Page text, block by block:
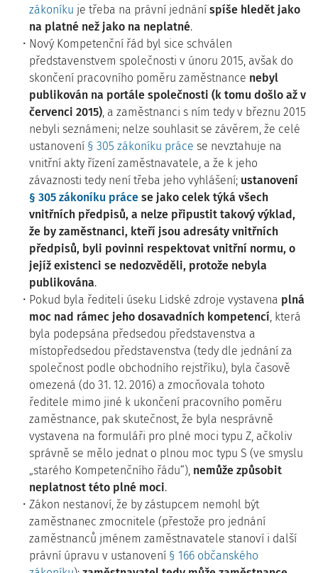
zákoníku je třeba na právní jednání spíše hledět jako
na platné než jako na neplatné.
Nový Kompetenční řád byl sice schválen
představenstvem společnosti v únoru 2015, avšak do
skončení pracovního poměru zaměstnance nebyl
publikován na portále společnosti (k tomu došlo až v
červenci 2015), a zaměstnanci s ním tedy v březnu 2015
nebyli seznámeni; nelze souhlasit se závěrem, že celé
ustanovení § 305 zákoníku práce se nevztahuje na
vnitřní akty řízení zaměstnavatele, a že k jeho
závaznosti tedy není třeba jeho vyhlášení; ustanovení
§ 305 zákoníku práce se jako celek týká všech
vnitřních předpisů, a nelze připustit takový výklad,
že by zaměstnanci, kteří jsou adresáty vnitřních
předpisů, byli povinni respektovat vnitřní normu, o
jejíž existenci se nedozvěděli, protože nebyla
publikována.
Pokud byla řediteli úseku Lidské zdroje vystavena plná
moc nad rámec jeho dosavadních kompetencí, která
byla podepsána předsedou představenstva a
místopředsedou představenstva (tedy dle jednání za
společnost podle obchodního rejstříku), byla časově
omezená (do 31. 12. 2016) a zmocňovala tohoto
ředitele mimo jiné k ukončení pracovního poměru
zaměstnance, pak skutečnost, že byla nesprávně
vystavena na formuláři pro plné moci typu Z, ačkoliv
správně se mělo jednat o plnou moc typu S (ve smyslu
„starého Kompetenčního řádu“), nemůže způsobit
neplatnost této plné moci.
Zákon nestanoví, že by zástupcem nemohl být
zaměstnanec zmocnitele (přestože pro jednání
zaměstnanců jménem zaměstnavatele stanoví i další
právní úpravu v ustanovení § 166 občanského